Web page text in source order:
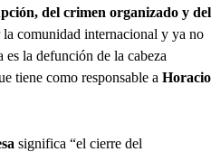
del crimen organizado y del
la comunidad internacional y ya no
la defunción de la cabeza
tiene como responsable a Horacio
significa “el cierre del